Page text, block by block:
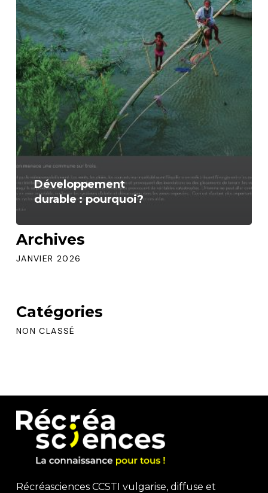
Développement
durable : pourquoi?
Archives
JANVIER 2026
Catégories
NON CLASSÉ
Récréasciences CCSTI vulgarise, diffuse et